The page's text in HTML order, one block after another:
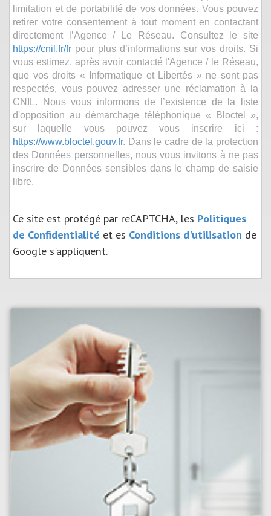
limitation et de portabilité de vos données. Vous pouvez
retirer votre consentement à tout moment en contactant
directement l’Agence / Le Réseau. Consultez le site
https://cnil.fr/fr pour plus d’informations sur vos droits. Si
vous estimez, après avoir contacté l'Agence / le Réseau,
que vos droits « Informatique et Libertés » ne sont pas
respectés, vous pouvez adresser une réclamation à la
CNIL. Nous vous informons de l’existence de la liste
d'opposition au démarchage téléphonique « Bloctel »,
sur laquelle vous pouvez vous inscrire ici :
https://www.bloctel.gouv.fr. Dans le cadre de la protection
des Données personnelles, nous vous invitons à ne pas
inscrire de Données sensibles dans le champ de saisie
libre.
Ce site est protégé par reCAPTCHA, les Politiques
de Confidentialité et es Conditions d'utilisation de
Google s'appliquent.